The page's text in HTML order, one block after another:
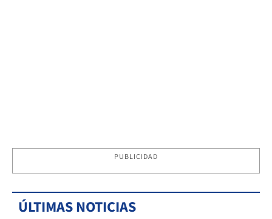
PUBLICIDAD
ÚLTIMAS NOTICIAS